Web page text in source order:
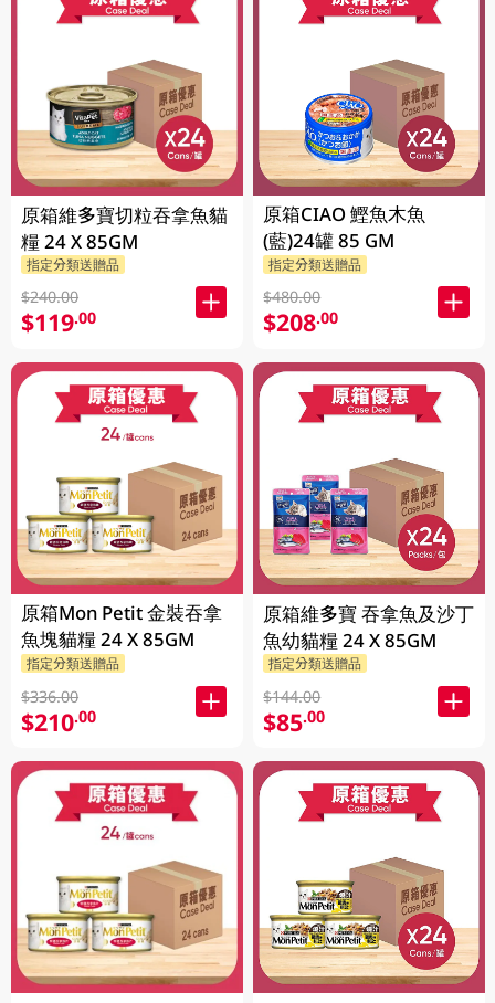
原箱維多寶切粒吞拿魚貓
糧 24 X 85GM
指定分類送贈品
$240.00
$119.00
原箱Mon Petit 金裝吞拿
魚塊貓糧 24 X 85GM
指定分類送贈品
$336.00
$210.00
原箱CIAO 鰹魚木魚
(藍)24罐 85 GM
指定分類送贈品
$480.00
$208.00
原箱維多寶 吞拿魚及沙丁
魚幼貓糧 24 X 85GM
指定分類送贈品
$144.00
$85.00